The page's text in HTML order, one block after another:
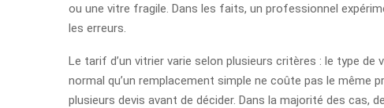
ou une vitre fragile. Dans les faits, un professionnel
les erreurs.
Le tarif d’un vitrier varie selon plusieurs critères : le type de
normal qu’un remplacement simple ne coûte pas le même
plusieurs devis avant de décider. Dans la majorité des cas,